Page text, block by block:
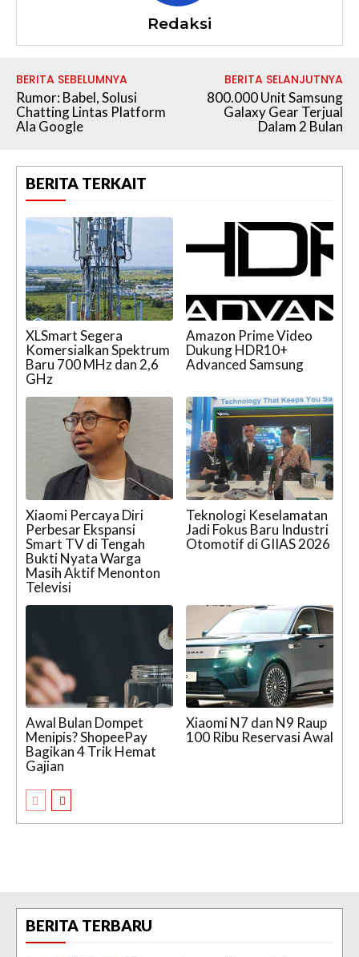
Redaksi
BERITA SEBELUMNYA
Rumor: Babel, Solusi
Chatting Lintas Platform
Ala Google
BERITA SELANJUTNYA
800.000 Unit Samsung
Galaxy Gear Terjual
Dalam 2 Bulan
BERITA TERKAIT
XLSmart Segera
Komersialkan Spektrum
Baru 700 MHz dan 2,6
GHz
Amazon Prime Video
Dukung HDR10+
Advanced Samsung
Xiaomi Percaya Diri
Perbesar Ekspansi
Smart TV di Tengah
Bukti Nyata Warga
Masih Aktif Menonton
Televisi
Teknologi Keselamatan
Jadi Fokus Baru Industri
Otomotif di GIIAS 2026
Awal Bulan Dompet
Menipis? ShopeePay
Bagikan 4 Trik Hemat
Gajian
Xiaomi N7 dan N9 Raup
100 Ribu Reservasi Awal
BERITA TERBARU